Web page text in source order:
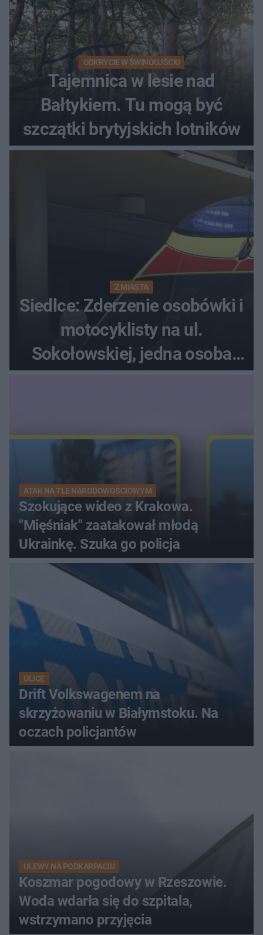
ODKRYCIE W ŚWINOUJŚCIU
Tajemnica w lesie nad
Bałtykiem. Tu mogą być
szczątki brytyjskich lotników
Z MIASTA
Siedlce: Zderzenie osobówki i
motocyklisty na ul.
Sokołowskiej, jedna osoba
ATAK NA TLE NARODOWOŚCIOWYM
Szokujące wideo z Krakowa.
"Mięśniak" zaatakował młodą
Ukrainkę. Szuka go policja
ULICE
Drift Volkswagenem na
skrzyżowaniu w Białymstoku. Na
oczach policjantów
ULEWY NA PODKARPACIU
Koszmar pogodowy w Rzeszowie.
Woda wdarła się do szpitala,
wstrzymano przyjęcia